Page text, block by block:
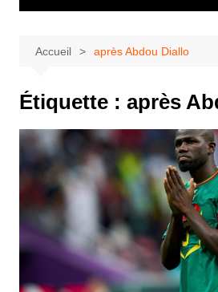
Accueil après Abdou Diallo
Étiquette : après